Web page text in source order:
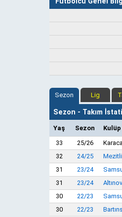
Sezon Lig
Sezon - Takım
Yaş Sezon Kulüp
33
25/26
32
24/25
31
23/24
31
23/24
30
22/23
30
22/23